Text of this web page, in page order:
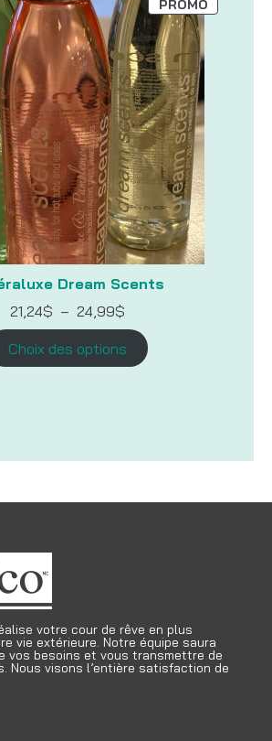
Dream Scents
PROMOPRODUIT
EN
21,24$ – 24,99$
de
prix :
21,24$
à
Choix des options
votre cour de rêve en plus
vie extérieure. Notre équipe saura
vos besoins et vous transmettre de
Nous visons l’entière satisfaction de